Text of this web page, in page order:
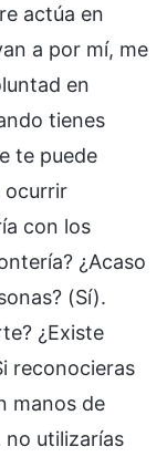
actúa en
a por mí, me
en
tienes
te puede
ocurrir
con los
¿Acaso
(Sí).
¿Existe
reconocieras
manos de
no utilizarías